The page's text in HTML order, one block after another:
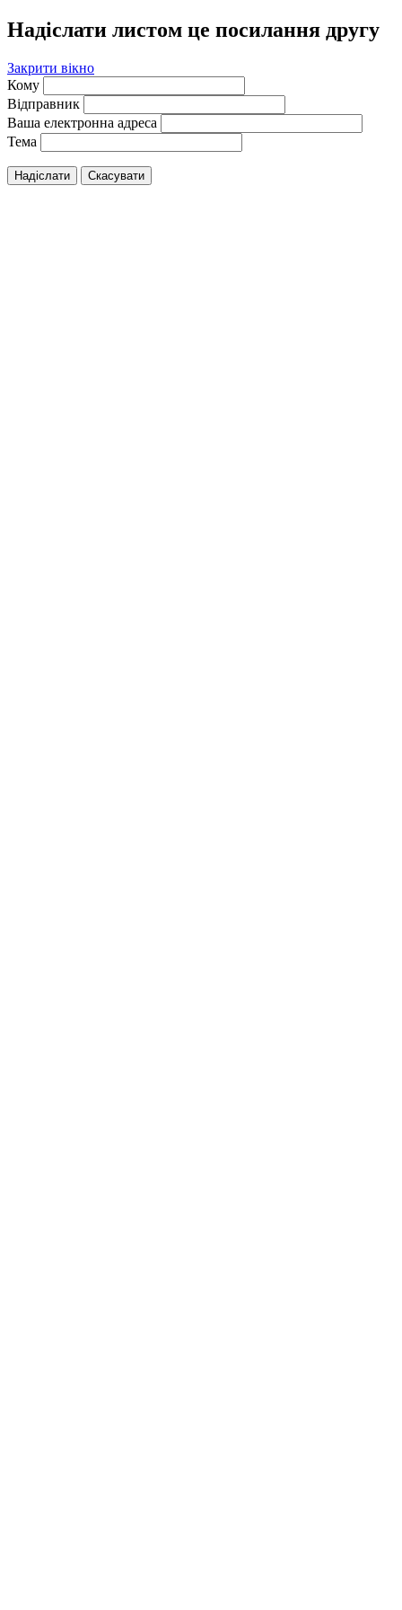
Надіслати листом це посилання другу
Закрити вікно
Кому
Відправник
Ваша електронна адреса
Тема
Надіслати Скасувати